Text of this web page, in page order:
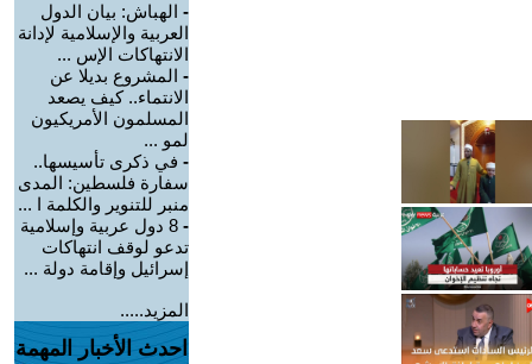
- الهباش: بيان الدول
العربية والإسلامية لإدانة
الانتهاكات الإس ...
- المشروع بديلا عن
الانتماء.. كيف يصعد
المسلمون الأمريكيون
لمو ...
- في ذكرى تأسيسها..
سفارة فلسطين: المدى
منبر للتنوير والكلمة ا ...
-
8 دول عربية وإسلامية
تدعو لوقف انتهاكات
إسرائيل وإقامة دولة ...
المزيد.....
احدث الأخبار المهمة